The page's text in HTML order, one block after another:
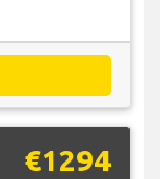
€1294